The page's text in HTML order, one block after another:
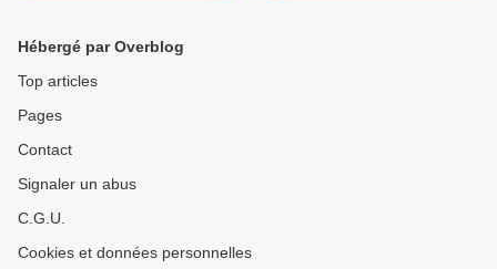
Hébergé par Overblog
Top articles
Pages
Contact
Signaler un abus
C.G.U.
Cookies et données personnelles